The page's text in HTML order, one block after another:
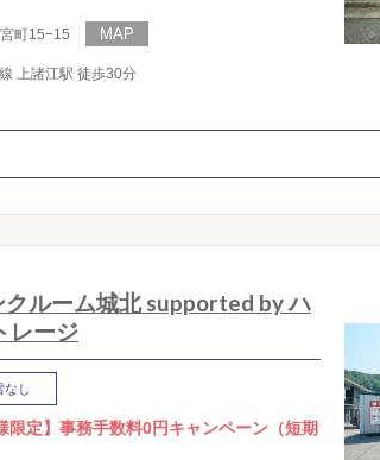
町15−15
上諸江駅 徒歩30分
ルーム城北 supported by ハ
レージ
なし
限定】事務手数料0円キャンペーン（短期